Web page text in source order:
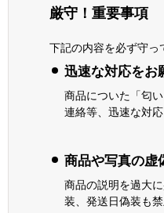
厳守！重要事項
下記の内容を必ず守っ
迅速な対応をお
商品についた「匂
連絡等、迅速な対応
商品や写真の虚
商品の説明を過大
装、発送日偽装も禁